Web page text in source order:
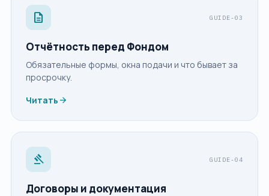
description GUIDE-03
Отчётность перед Фондом
Обязательные формы, окна подачи и что бывает за
просрочку.
Читать arrow_forward
gavel GUIDE-04
Договоры и документация